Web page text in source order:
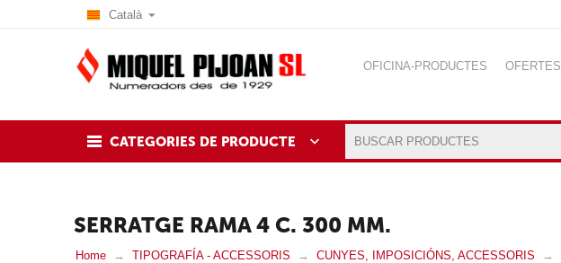
Català
OFICINA-PRODUCTES OFERTES
CATEGORIES DE PRODUCTE
SERRATGE RAMA 4 C. 300 MM.
Home TIPOGRAFÍA - ACCESSORIS CUNYES, IMPOSICIÓNS, ACCESSORIS